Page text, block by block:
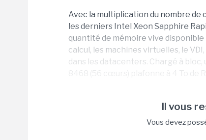
Avec la multiplication du nombre de
les derniers Intel Xeon Sapphire
quantité de mémoire vive
calcul, les machines virtuelles, le
dans les datacenters. Chargé à
8468 (56 cœurs) plafonne à 4 To de
Il vous
Vous devez